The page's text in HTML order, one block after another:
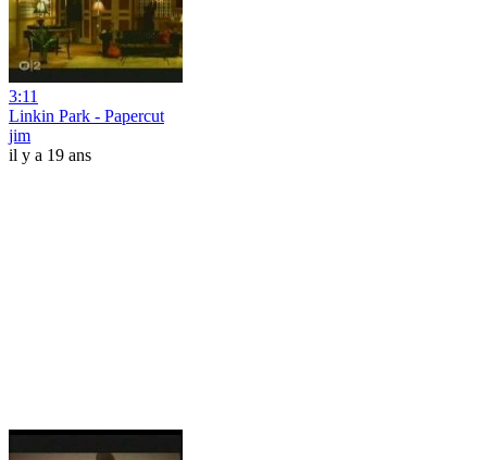
3:11
Linkin Park - Papercut
jim
il y a 19 ans